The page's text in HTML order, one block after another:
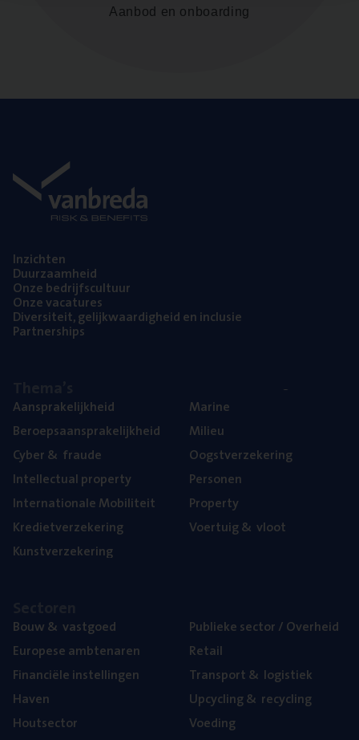
Aanbod en onboarding
Inzich­ten
Duur­zaam­heid
Onze bedrijfs­cul­tuur
Onze vaca­tu­res
Diver­si­teit, gelijk­waar­dig­heid en inclusie
Part­ner­ships
Aan­spra­ke­lijk­heid
Beroeps­aan­spra­ke­lijk­heid
Cyber& fraude
Intel­lec­tu­al property
Inter­na­ti­o­na­le Mobiliteit
Kre­diet­ver­ze­ke­ring
Kunst­ver­ze­ke­ring
Mari­ne
Mili­eu
Oogst­ver­ze­ke­ring
Per­so­nen
Pro­per­ty
Voer­tuig& vloot
Bouw& vastgoed
Euro­pe­se ambtenaren
Finan­ci­ë­le instellingen
Haven
Hout­sec­tor
Publie­ke sec­tor / Overheid
Retail
Trans­port& logistiek
Upcy­cling& recycling
Voe­ding